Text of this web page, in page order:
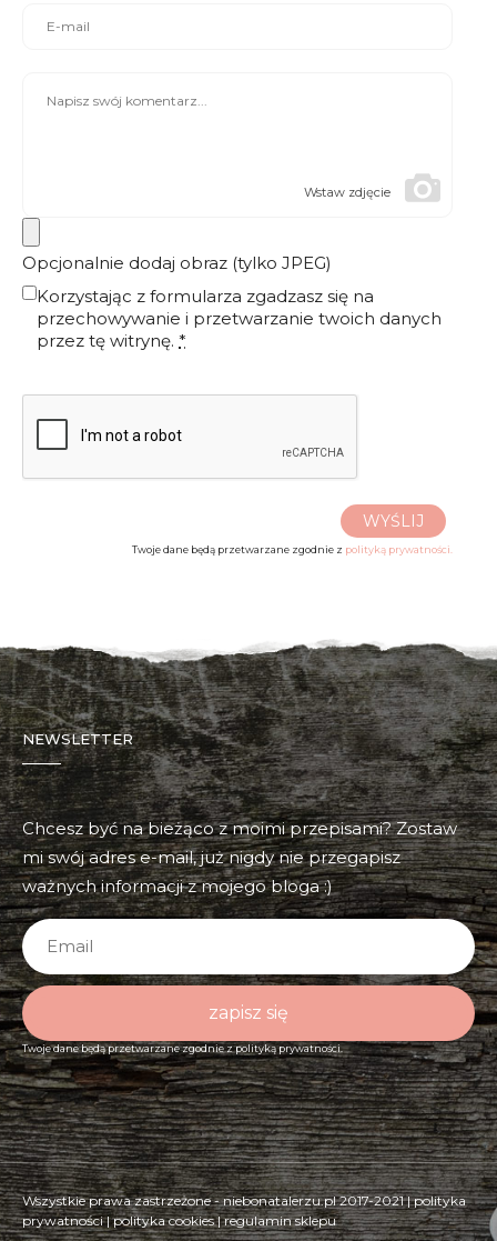
Wstaw zdjęcie
Opcjonalnie dodaj obraz (tylko JPEG)
Korzystając z formularza zgadzasz się na
przechowywanie i przetwarzanie twoich danych
przez tę witrynę. *
WYŚLIJ
Twoje dane będą przetwarzane zgodnie z polityką prywatności.
NEWSLETTER
Chcesz być na bieżąco z moimi przepisami? Zostaw
mi swój adres e-mail, już nigdy nie przegapisz
ważnych informacji z mojego bloga :)
zapisz się
Twoje dane będą przetwarzane zgodnie zpolityką prywatności.
Wszystkie prawa zastrzeżone - niebonatalerzu.pl 2017-2021 |polityka
prywatności|polityka cookies|regulamin sklepu